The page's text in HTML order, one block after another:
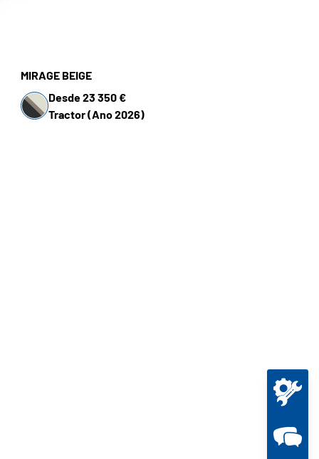
MIRAGE BEIGE
Desde 23 350 €
Tractor (Ano 2026)